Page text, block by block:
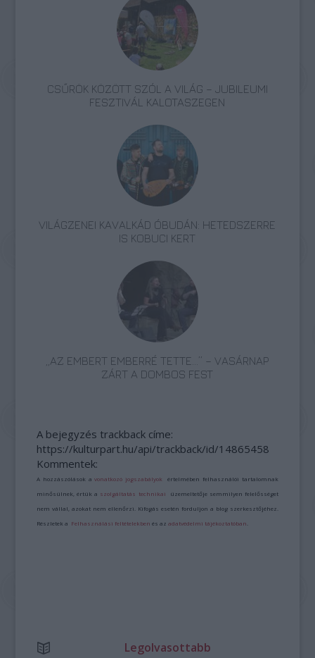
CSŰRÖK KÖZÖTT SZÓL A VILÁG – JUBILEUMI
FESZTIVÁL KALOTASZEGEN
VILÁGZENEI KAVALKÁD ÓBUDÁN: HETEDSZERRE
IS KOBUCI KERT
„AZ EMBERT EMBERRÉ TETTE…” – VASÁRNAP
ZÁRT A DOMBOS FEST
A bejegyzés trackback címe:
https://kulturpart.hu/api/trackback/id/14865458
Kommentek:
A hozzászólások avonatkozó jogszabályok értelmében felhasználói tartalomnak
minősülnek, értük a szolgáltatás technikai üzemeltetője semmilyen felelősséget
nem vállal, azokat nem ellenőrzi. Kifogás esetén forduljon a blog szerkesztőjéhez.
Részletek a Felhasználási feltételekben és azadatvédelmi tájékoztatóban
Legolvasottabb